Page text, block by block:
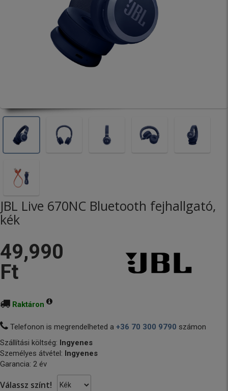
JBL Live 670NC Bluetooth fejhallgató,
kék
49,990
Ft
Raktáron
Telefonon is megrendelheted a +36 70 300 9790 számon
Szállítási költség: Ingyenes
Személyes átvétel: Ingyenes
Garancia: 2 év
Válassz színt!